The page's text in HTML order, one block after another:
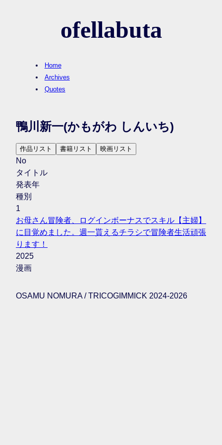
ofellabuta
Home
Archives
Quotes
鴨川新一(かもがわ しんいち)
作品リスト 書籍リスト 映画リスト
No
タイトル
発表年
種別
1
お母さん冒険者、ログインボーナスでスキル【主婦】
に目覚めました。週一貰えるチラシで冒険者生活頑張
ります！
2025
漫画
OSAMU NOMURA / TRICOGIMMICK 2024-2026